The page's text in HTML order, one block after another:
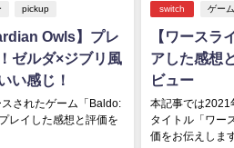
pickup
Owls】プレ
ゼルダ×ジブリ風
い感じ！
されたゲーム「Baldo:
レイした感想と評価を
switch ゲー
【ワースラ
アした感想
ビュー
本記事では2021
タイトル「ワー
価をお伝えします